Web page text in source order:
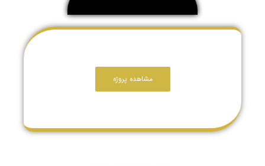
مشاهده پروژه